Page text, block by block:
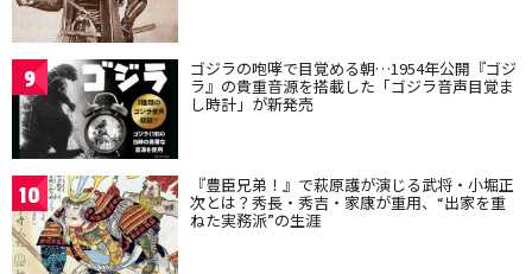
9 ゴジラの咆哮で目覚める朝…1954年公開『ゴジ
ラ』の貴重音源を搭載した「ゴジラ音声目覚ま
し時計」が新発売
10 『豊臣兄弟！』で萩原護が演じる武将・小堀正
次とは？秀長・秀吉・家康が重用、“出家を重
ねた実務派”の生涯